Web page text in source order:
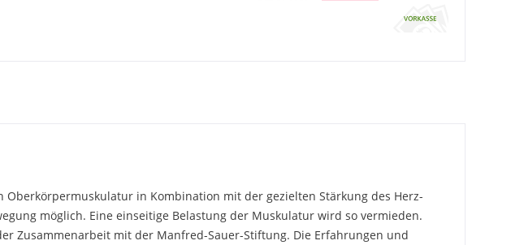
Oberkörpermuskulatur in Kombination mit der gezielten Stärkung des Herz-
möglich. Eine einseitige Belastung der Muskulatur wird so vermieden.
Zusammenarbeit mit der Manfred-Sauer-Stiftung. Die Erfahrungen und